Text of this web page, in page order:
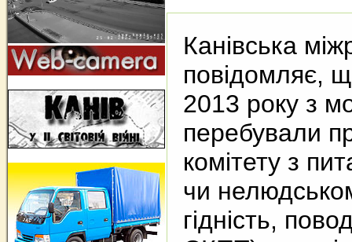
Канівська
повідомляє,
2013 року з
перебували
комітету з
чи
гідність,